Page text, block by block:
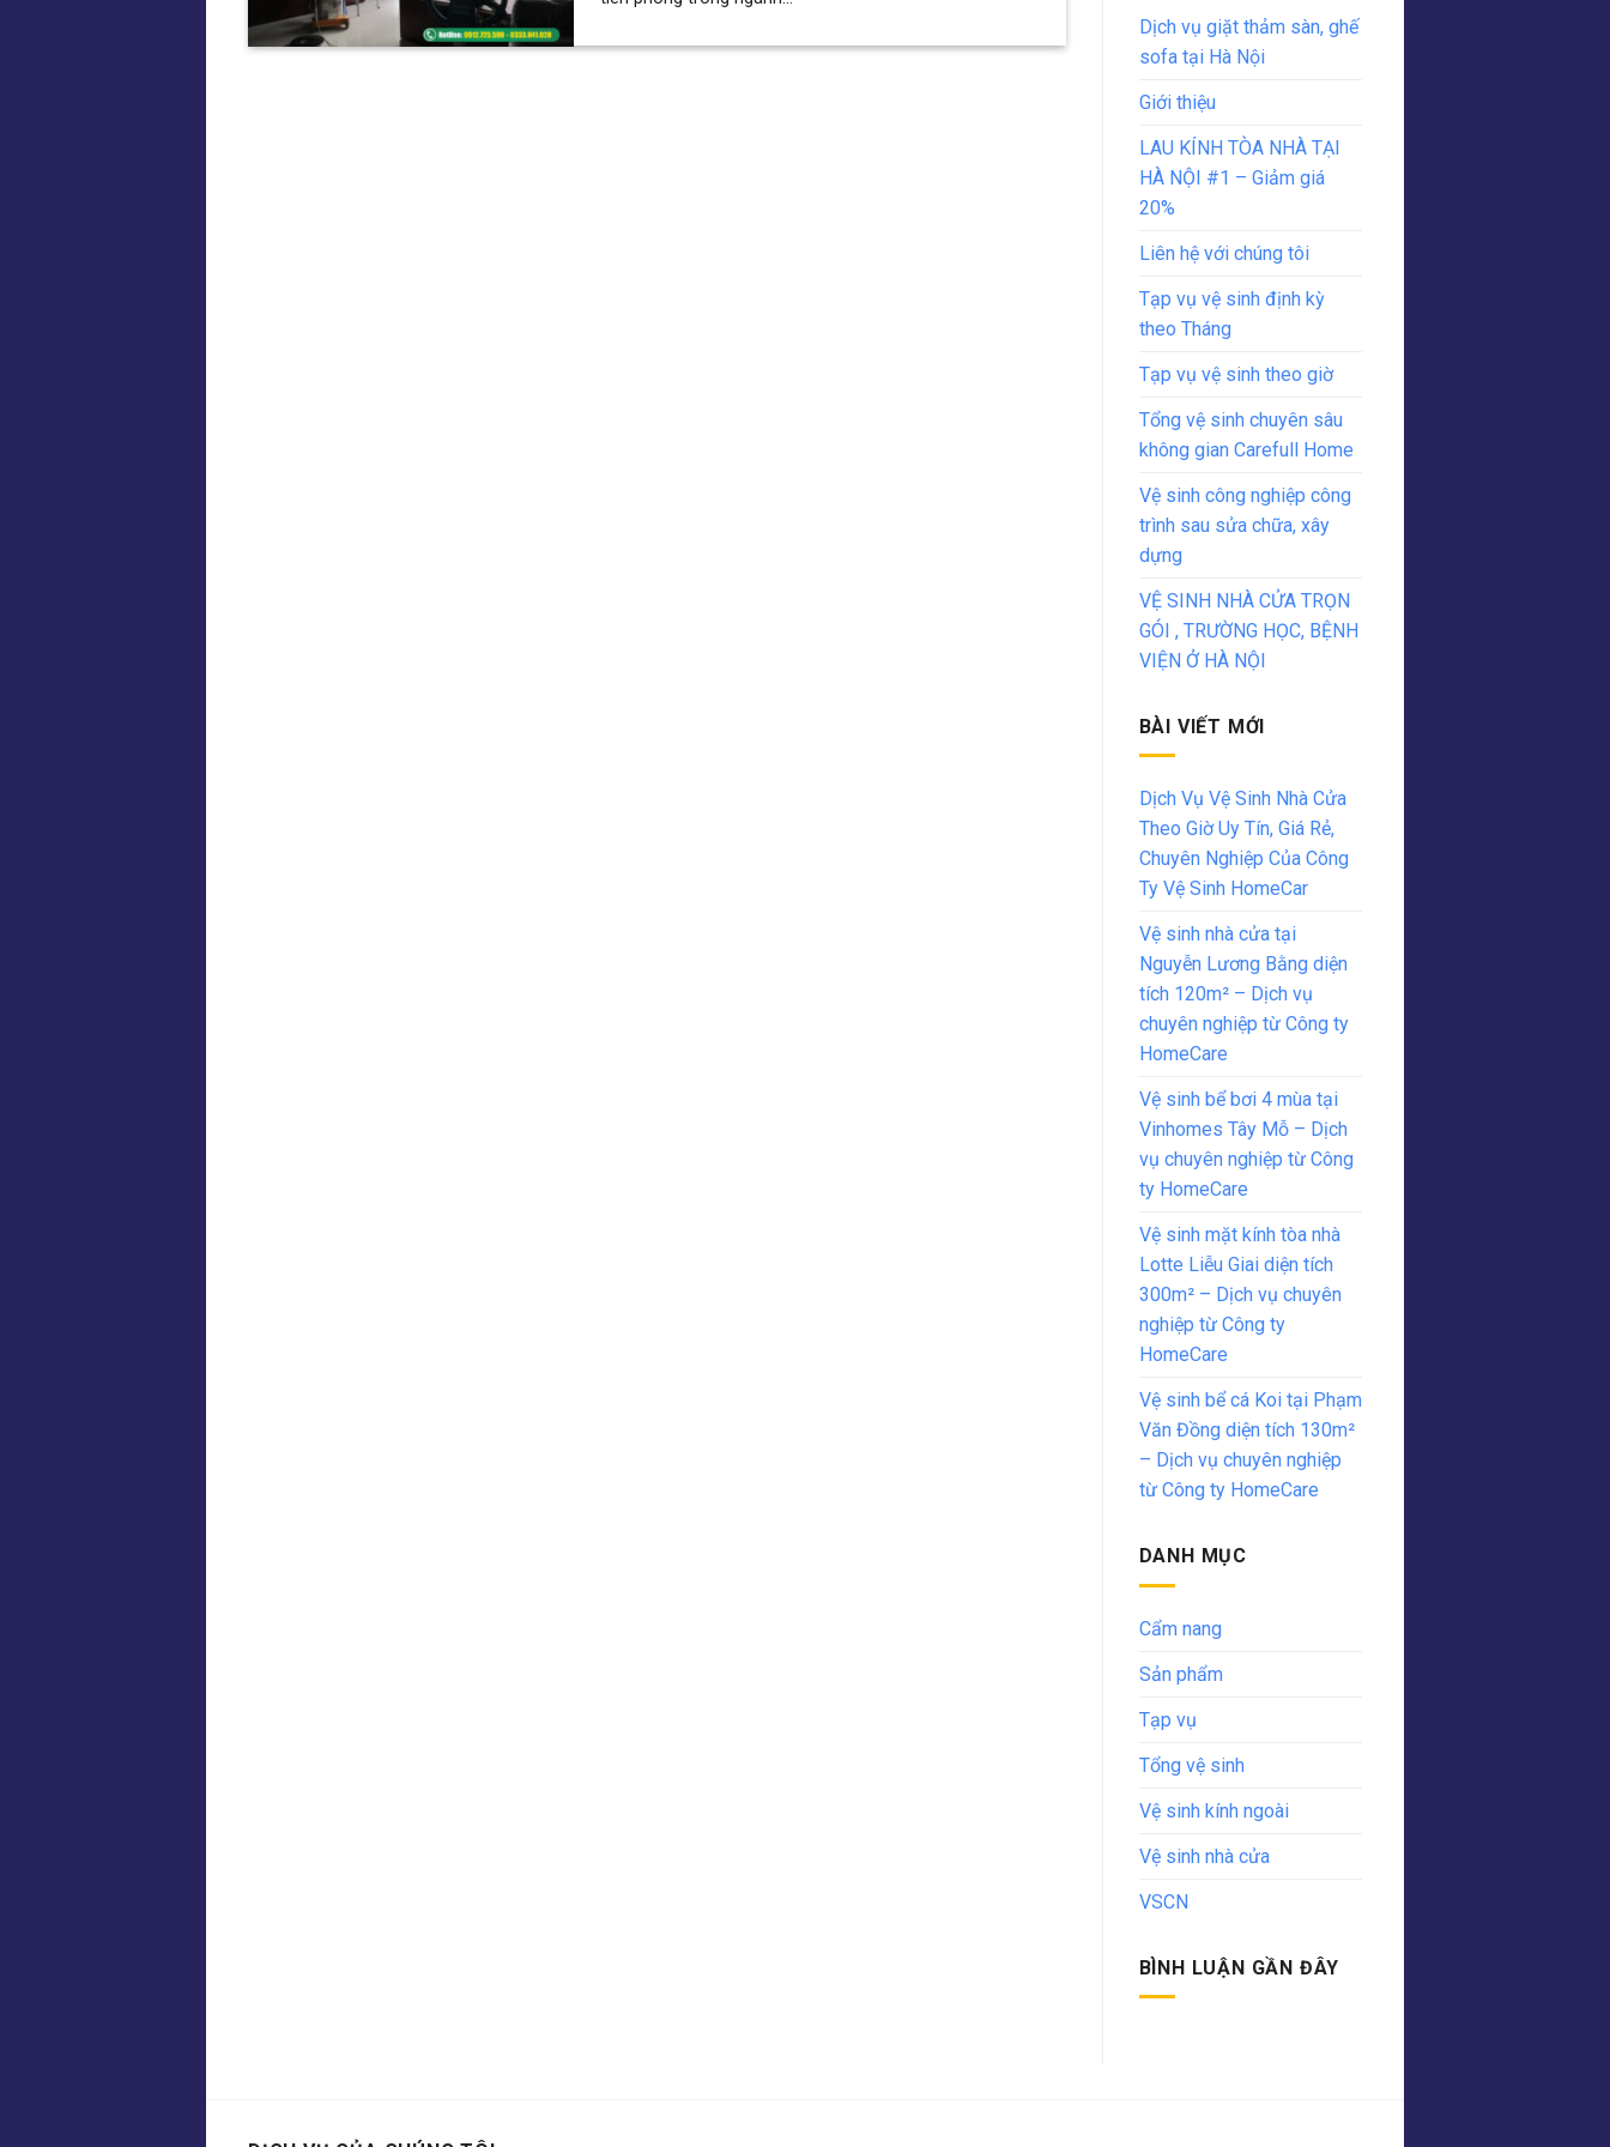
Dịch vụ giặt thảm sàn, ghế
sofa tại Hà Nội
Giới thiệu
LAU KÍNH TÒA NHÀ TẠI
HÀ NỘI #1 – Giảm giá
20%
Liên hệ với chúng tôi
Tạp vụ vệ sinh định kỳ
theo Tháng
Tạp vụ vệ sinh theo giờ
Tổng vệ sinh chuyên sâu
không gian Carefull Home
Vệ sinh công nghiệp công
trình sau sửa chữa, xây
dựng
VỆ SINH NHÀ CỬA TRỌN
GÓI , TRƯỜNG HỌC, BỆNH
VIỆN Ở HÀ NỘI
BÀI VIẾT MỚI
Dịch Vụ Vệ Sinh Nhà Cửa
Theo Giờ Uy Tín, Giá Rẻ,
Chuyên Nghiệp Của Công
Ty Vệ Sinh HomeCar
Vệ sinh nhà cửa tại
Nguyễn Lương Bằng diện
tích 120m² – Dịch vụ
chuyên nghiệp từ Công ty
HomeCare
Vệ sinh bể bơi 4 mùa tại
Vinhomes Tây Mỗ – Dịch
vụ chuyên nghiệp từ Công
ty HomeCare
Vệ sinh mặt kính tòa nhà
Lotte Liễu Giai diện tích
300m² – Dịch vụ chuyên
nghiệp từ Công ty
HomeCare
Vệ sinh bể cá Koi tại Phạm
Văn Đồng diện tích 130m²
– Dịch vụ chuyên nghiệp
từ Công ty HomeCare
DANH MỤC
Cẩm nang
Sản phẩm
Tạp vụ
Tổng vệ sinh
Vệ sinh kính ngoài
Vệ sinh nhà cửa
VSCN
BÌNH LUẬN GẦN ĐÂY